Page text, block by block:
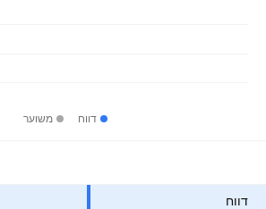
דווח משוער
דווח